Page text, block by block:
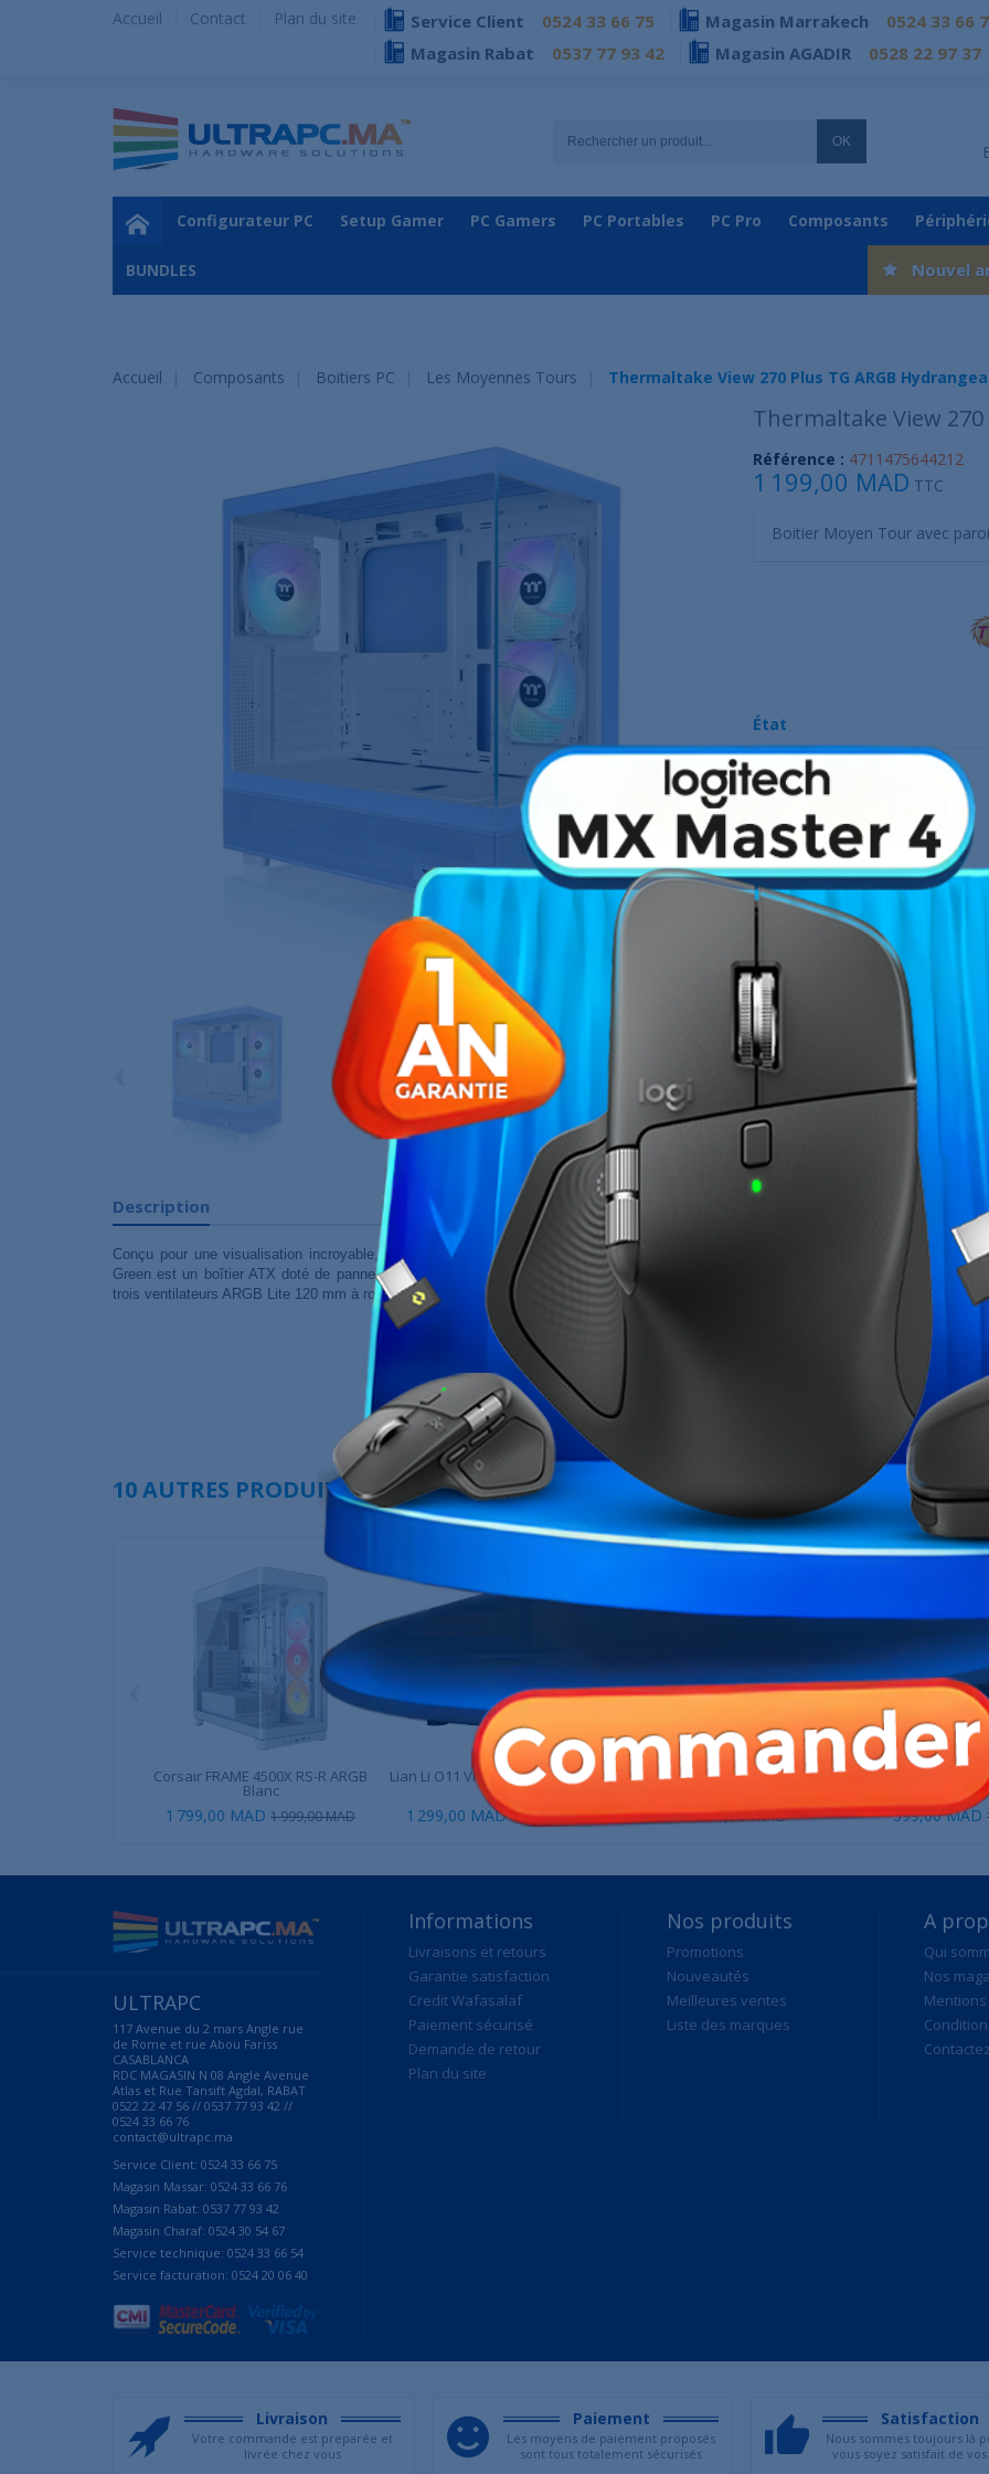
Accueil Contact Plan du site Service Client 0524 33 66 75 Magasin Marrakech 0524 33 66
Magasin Rabat
0537 77 93 42 Magasin AGADIR 0528 22 97 37
OK
Nouvel
Configurateur PC Setup Gamer PC Gamers PC Portables PC Pro Composants
BUNDLES
Accueil Composants Boitiers PC Les Moyennes Tours Thermaltake View 270 Plus TG ARGB
Thermaltake View 270
Référence : 4711475644212
1 199,00 MAD TTC
Boitier Moyen Tour avec
État
Description
Conçu pour une visualisation incroyable, le châssis mi-tour View 270 Plus TG ARGB Matcha
Green est un boîtier ATX doté de panneaux avant et gauche en verre trempé et est livré avec
trois ventilateurs ARGB Lite 120 mm à roulements hydrauliques préinstallés.
Format du boitier
Dimensions (L x H x P)
Références spécifiques
10 AUTRES PRODUITS DANS LA MÊME CATÉGORIE :
Corsair FRAME 4500X RS-R ARGB
Blanc
1 799,00 MAD 1 999,00 MAD
Lian Li O11 Vision Compact (Black)
1 299,00 MAD 1 599,00 MAD
HYBROK HELLFAST RGB
599,00 MAD
NZXT H5 Flow
599,00 MAD
ULTRAPC
117 Avenue du 2 mars Angle rue
de Rome et rue Abou Fariss
CASABLANCA
RDC MAGASIN N 08 Angle Avenue
Atlas et Rue Tansift Agdal, RABAT
0522 22 47 56 // 0537 77 93 42 //
0524 33 66 76
contact@ultrapc.ma
Service Client: 0524 33 66 75
Magasin Massar: 0524 33 66 76
Magasin Rabat: 0537 77 93 42
Magasin Charaf: 0524 30 54 67
Service technique: 0524 33 66 54
Service facturation: 0524 20 06 40
Informations
Livraisons et retours
Garantie satisfaction
Credit Wafasalaf
Paiement sécurisé
Demande de retour
Plan du site
Nos produits
Promotions
Nouveautés
Meilleures ventes
Liste des marques
A
Qui
Nos
Livraison
Votre commande est preparée et
livrée chez vous
Paiement
Les moyens de paiement proposés
sont tous totalement sécurisés
Satisfaction
Nous sommes toujours là
vous soyez satisfait de